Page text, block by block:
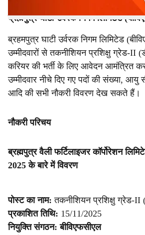
ब्रह्मपुत्र घाटी उर्वरक निगम लिमिटेड
ब्रहमपुत्र घाटी उर्वरक निगम लिमिटेड
उम्मीदवारों से तकनीशियन प्रशिक्षु ग्रेड-II
करियर की भर्ती के लिए आवेदन आमंत्रित
उम्मीदवार नीचे दिए गए पदों की संख्या, आयु
आदि की सभी नौकरी विवरण देख सकते हैं।
नौकरी परिचय
ब्रह्मपुत्र वैली फर्टिलाइजर कॉर्पोरेशन
2025 के बारे में विवरण
पोस्ट का नाम: तकनीशियन प्रशिक्षु ग्रेड-
प्रकाशित तिथि: 15/11/2025
नियुक्ति संगठन: बीविएफसीएल